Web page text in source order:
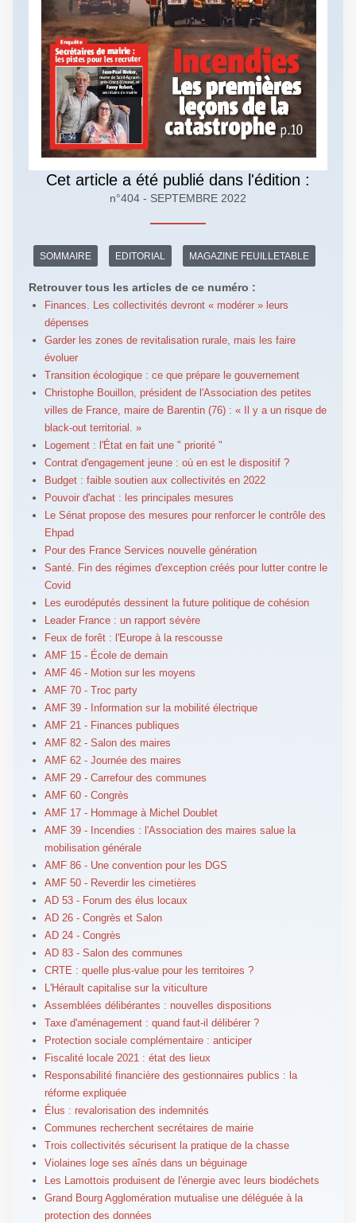
Cet article a été publié dans l'édition :
n°404 - SEPTEMBRE 2022
SOMMAIRE EDITORIAL MAGAZINE FEUILLETABLE
Retrouver tous les articles de ce numéro :
Finances. Les collectivités devront « modérer » leurs
dépenses
Garder les zones de revitalisation rurale, mais les faire
évoluer
Transition écologique : ce que prépare le gouvernement
Christophe Bouillon, président de l'Association des petites
villes de France, maire de Barentin (76) : « Il y a un risque de
black-out territorial. »
Logement : l'État en fait une " priorité "
Contrat d'engagement jeune : où en est le dispositif ?
Budget : faible soutien aux collectivités en 2022
Pouvoir d'achat : les principales mesures
Le Sénat propose des mesures pour renforcer le contrôle des
Ehpad
Pour des France Services nouvelle génération
Santé. Fin des régimes d'exception créés pour lutter contre le
Covid
Les eurodéputés dessinent la future politique de cohésion
Leader France : un rapport sévère
Feux de forêt : l'Europe à la rescousse
AMF 15 - École de demain
AMF 46 - Motion sur les moyens
AMF 70 - Troc party
AMF 39 - Information sur la mobilité électrique
AMF 21 - Finances publiques
AMF 82 - Salon des maires
AMF 62 - Journée des maires
AMF 29 - Carrefour des communes
AMF 60 - Congrès
AMF 17 - Hommage à Michel Doublet
AMF 39 - Incendies : l'Association des maires salue la
mobilisation générale
AMF 86 - Une convention pour les DGS
AMF 50 - Reverdir les cimetières
AD 53 - Forum des élus locaux
AD 26 - Congrès et Salon
AD 24 - Congrès
AD 83 - Salon des communes
CRTE : quelle plus-value pour les territoires ?
L'Hérault capitalise sur la viticulture
Assemblées délibérantes : nouvelles dispositions
Taxe d'aménagement : quand faut-il délibérer ?
Protection sociale complémentaire : anticiper
Fiscalité locale 2021 : état des lieux
Responsabilité financière des gestionnaires publics : la
réforme expliquée
Élus : revalorisation des indemnités
Communes recherchent secrétaires de mairie
Trois collectivités sécurisent la pratique de la chasse
Violaines loge ses aînés dans un béguinage
Les Lamottois produisent de l'énergie avec leurs biodéchets
Grand Bourg Agglomération mutualise une déléguée à la
protection des données